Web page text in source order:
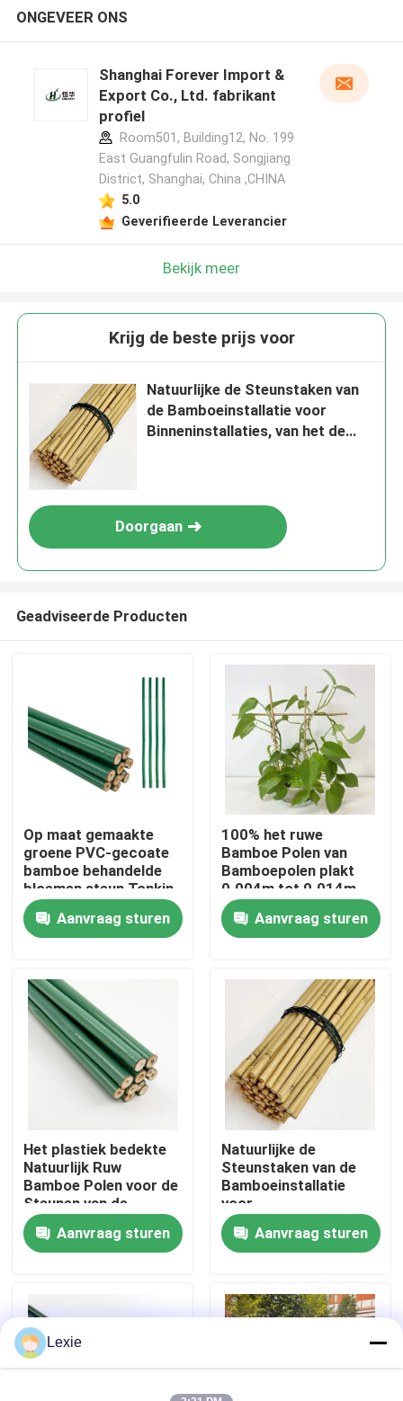
Huis
Producten
Videos
Ongeveer ons
Fabrieksreis
Kwaliteitscontrole
Contact de V.S.
Gevallen
ONGEVEER ONS
Shanghai Forever Import &
Export Co., Ltd. fabrikant
profiel
Room501, Building12, No. 199
East Guangfulin Road, Songjiang
District, Shanghai, China ,CHINA
5.0
Geverifieerde Leverancier
Bekijk meer
Krijg de beste prijs voor
Natuurlijke de Steunstaken van
de Bamboeinstallatie voor
Binneninstallaties, van het de
Doorgaan
Geadviseerde Producten
Op maat gemaakte
groene PVC-gecoate
bamboe behandelde
bloemen steun Tonkin
bamboe plastic buis
paal Aanvraag sturen
100% het ruwe
Bamboe Polen van
Bamboepolen plakt
0.004m tot 0.014m
Diameter
Aanvraag sturen
Het plastiek bedekte
Natuurlijk Ruw
Bamboe Polen voor de
Steunen van de
Installatiestaken van
Tomatenbomen met
een laag
Aanvraag sturen
Natuurlijke de
Steunstaken van de
Bamboeinstallatie
voor
Binneninstallaties, van
het de Tuinbamboe
van Polen van
40cm 595cm
Aanvraag sturen
Lexie